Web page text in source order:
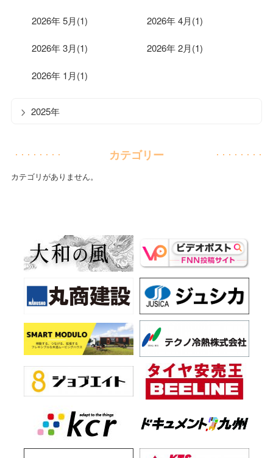
2026年 5月(1) 2026年 4月(1)
2026年 3月(1) 2026年 2月(1)
2026年 1月(1)
2025年
カテゴリー
カテゴリがありません。